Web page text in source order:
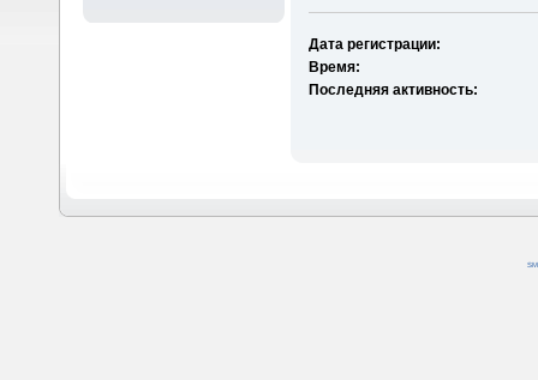
Дата регистрации:
Время:
Последняя активность: